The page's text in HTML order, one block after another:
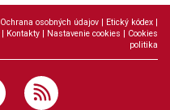
Ochrana osobných údajov | Etický kódex |
| Kontakty | Nastavenie cookies | Cookies
politika